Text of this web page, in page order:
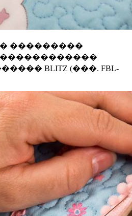
���������
BLITZ (���. FBL-